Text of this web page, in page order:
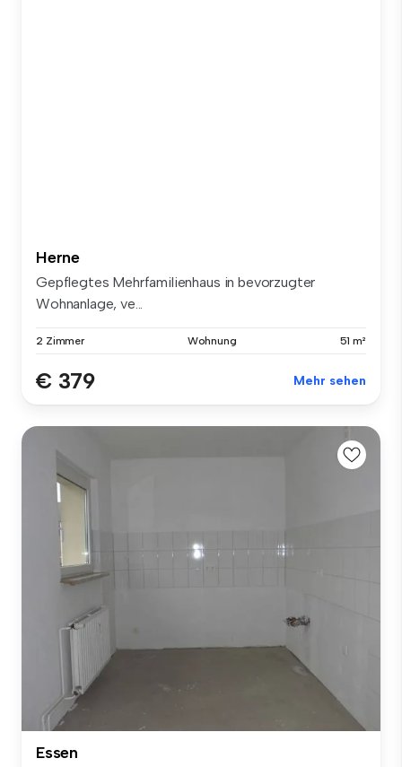
Herne
Gepflegtes Mehrfamilienhaus in bevorzugter
Wohnanlage, ve...
2 Zimmer Wohnung 51 m²
€ 379 Mehr sehen
Essen